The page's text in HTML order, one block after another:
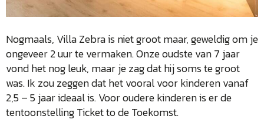
Nogmaals, Villa Zebra is niet groot maar, geweldig om je
ongeveer 2 uur te vermaken. Onze oudste van 7 jaar
vond het nog leuk, maar je zag dat hij soms te groot
was. Ik zou zeggen dat het vooral voor kinderen vanaf
2,5 – 5 jaar ideaal is. Voor oudere kinderen is er de
tentoonstelling Ticket to de Toekomst.